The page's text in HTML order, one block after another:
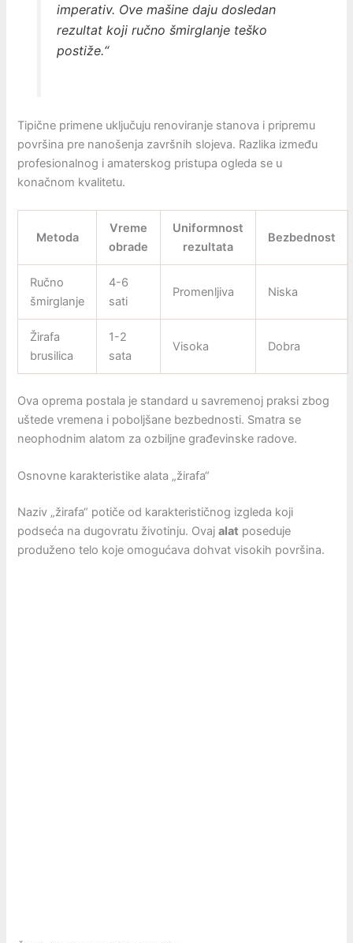
imperativ. Ove mašine daju dosledan
rezultat koji ručno šmirglanje teško
postiže.“
Tipične primene uključuju renoviranje stanova i pripremu
površina pre nanošenja završnih slojeva. Razlika između
profesionalnog i amaterskog pristupa ogleda se u
konačnom kvalitetu.
Metoda
Vreme
obrade
Uniformnost
rezultata
Bezbednost
Ručno
šmirglanje
4-6
sati
Promenljiva Niska
Žirafa
brusilica
1-2
sata
Visoka Dobra
Ova oprema postala je standard u savremenoj praksi zbog
uštede vremena i poboljšane bezbednosti. Smatra se
neophodnim alatom za ozbiljne građevinske radove.
Osnovne karakteristike alata „žirafa“
Naziv „žirafa“ potiče od karakterističnog izgleda koji
podseća na dugovratu životinju. Ovajalat poseduje
produženo telo koje omogućava dohvat visokih površina.